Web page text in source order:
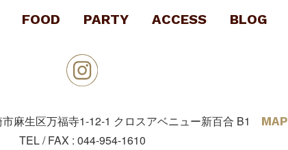
FOOD PARTY ACCESS BLOG
麻生区万福寺1-12-1 クロスアベニュー新百合 B1 MAP
TEL / FAX : 044-954-1610